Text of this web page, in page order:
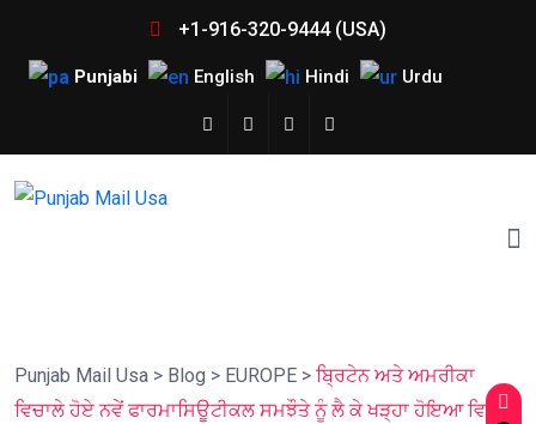
+1-916-320-9444 (USA)
Punjabi English Hindi Urdu
Punjab Mail Usa > Blog > EUROPE > ਬ੍ਰਿਟੇਨ ਅਤੇ ਅਮਰੀਕਾ
ਵਿਚਾਲੇ ਹੋਏ ਨਵੇਂ ਫਾਰਮਾਸਿਊਟੀਕਲ ਸਮਝੌਤੇ ਨੂੰ ਲੈ ਕੇ ਖੜ੍ਹਾ ਹੋਇਆ ਵਿਵਾਦ